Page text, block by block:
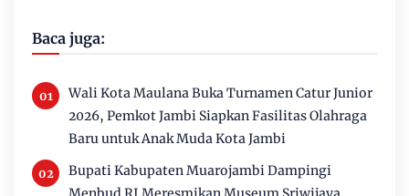
Baca juga:
Wali Kota Maulana Buka Turnamen Catur Junior
2026, Pemkot Jambi Siapkan Fasilitas Olahraga
Baru untuk Anak Muda Kota Jambi
Bupati Kabupaten Muarojambi Dampingi